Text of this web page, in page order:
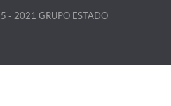
- 2021 GRUPO ESTADO